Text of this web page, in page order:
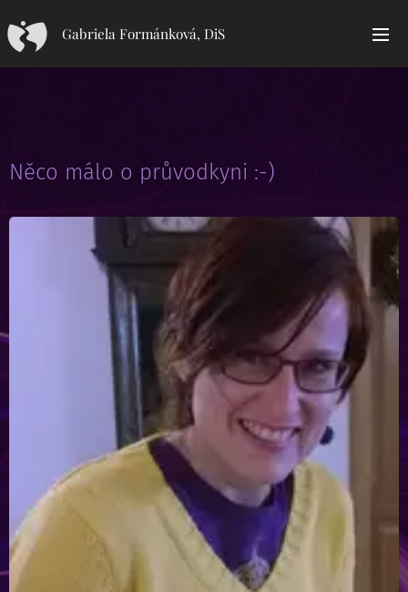
Gabriela Formánková, DiS
Něco málo o průvodkyni :-)